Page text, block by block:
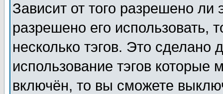
Зависит от того разрешено
разрешено его использовать,
несколько тэгов. Это сделано
использование тэгов
включён, то вы сможете